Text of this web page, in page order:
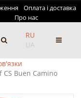
Оплата і доставка
Про нас
RU
UA
CS Buen Camino